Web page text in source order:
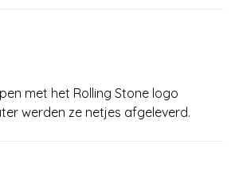
met het Rolling Stone logo
werden ze netjes afgeleverd.